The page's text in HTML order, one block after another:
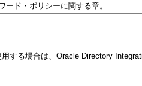
ード・ポリシーに関する章。
る場合は、Oracle Directory